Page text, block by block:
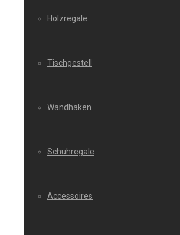
Holzregale
Tischgestell
Wandhaken
Schuhregale
Accessoires